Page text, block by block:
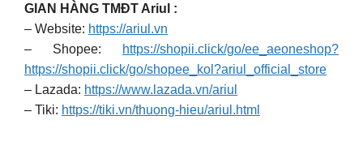
GIAN HÀNG TMĐT Ariul :
– Website: https://ariul.vn
– Shopee:
https://shopii.click/go/ee_aeoneshop?
https://shopii.click/go/shopee_kol?ariul_official_store
– Lazada: https://www.lazada.vn/ariul
– Tiki: https://tiki.vn/thuong-hieu/ariul.html